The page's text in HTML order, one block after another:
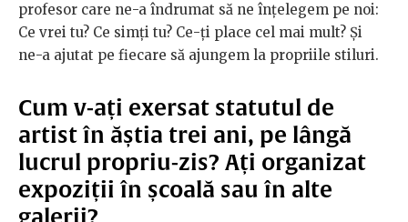
profesor care ne-a îndrumat să ne înțelegem pe noi:
Ce vrei tu? Ce simți tu? Ce-ți place cel mai mult? Și
ne-a ajutat pe fiecare să ajungem la propriile stiluri.
Cum v-ați exersat statutul de
artist în ăștia trei ani, pe lângă
lucrul propriu-zis? Ați organizat
expoziții în școală sau în alte
galerii?